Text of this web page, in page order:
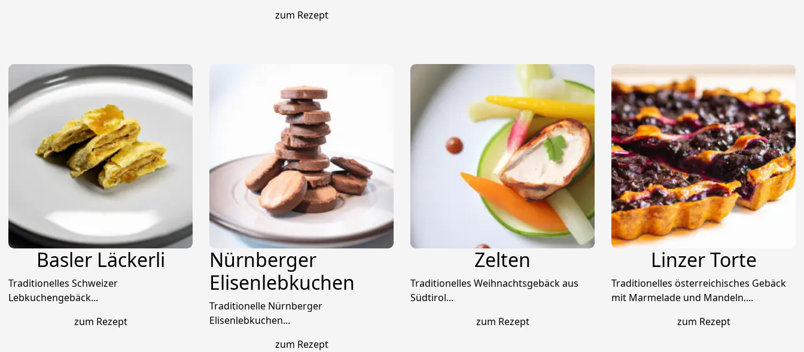
zum Rezept
Basler Läckerli
Traditionelles Schweizer
Lebkuchengebäck...
zum Rezept
Nürnberger
Elisenlebkuchen
Traditionelle Nürnberger
Elisenlebkuchen...
zum Rezept
Zelten
Traditionelles Weihnachtsgebäck aus
Südtirol...
zum Rezept
Linzer Torte
Traditionelles österreichisches Gebäck
mit Marmelade und Mandeln....
zum Rezept